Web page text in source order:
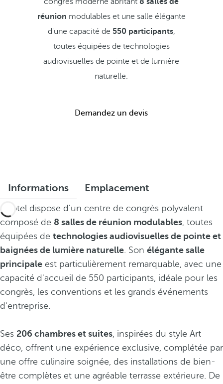
réunion modulables et une salle élégante
d'une capacité de 550 participants,
toutes équipées de technologies
audiovisuelles de pointe et de lumière
naturelle.
Demandez un devis
Informations Emplacement
L'hôtel dispose d'un centre de congrès polyvalent
composé de 8 salles de réunion modulables, toutes
équipées de technologies audiovisuelles de pointe et
baignées de lumière naturelle. Son élégante salle
principale est particulièrement remarquable, avec une
capacité d'accueil de 550 participants, idéale pour les
congrès, les conventions et les grands événements
d'entreprise.
Ses 206 chambres et suites, inspirées du style Art
déco, offrent une expérience exclusive, complétée par
une offre culinaire soignée, des installations de bien-
être complètes et une agréable terrasse extérieure. De